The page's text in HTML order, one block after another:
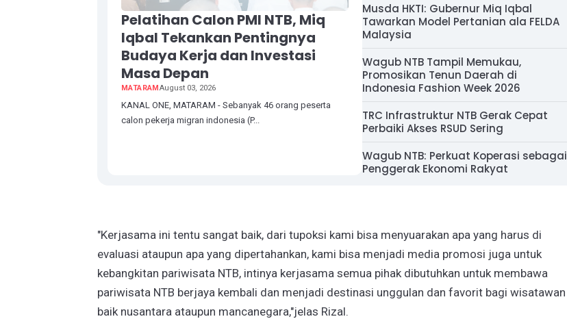
Pelatihan Calon PMI NTB, Miq
Iqbal Tekankan Pentingnya
Budaya Kerja dan Investasi
Masa Depan
MATARAMAugust 03, 2026
KANAL ONE, MATARAM - Sebanyak 46 orang peserta
calon pekerja migran indonesia (P...
Musda HKTI: Gubernur Miq Iqbal
Tawarkan Model Pertanian ala FELDA
Malaysia
Wagub NTB Tampil Memukau,
Promosikan Tenun Daerah di
Indonesia Fashion Week 2026
TRC Infrastruktur NTB Gerak Cepat
Perbaiki Akses RSUD Sering
Wagub NTB: Perkuat Koperasi sebagai
Penggerak Ekonomi Rakyat
"Kerjasama ini tentu sangat baik, dari tupoksi kami bisa menyuarakan apa yang harus di
evaluasi ataupun apa yang dipertahankan, kami bisa menjadi media promosi juga untuk
kebangkitan pariwisata NTB, intinya kerjasama semua pihak dibutuhkan untuk membawa
pariwisata NTB berjaya kembali dan menjadi destinasi unggulan dan favorit bagi wisatawan
baik nusantara ataupun mancanegara,"jelas Rizal.